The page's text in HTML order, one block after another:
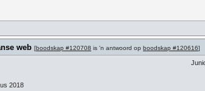
web [boodskap #120708 is 'n antwoord op boodskap #120616]
2018